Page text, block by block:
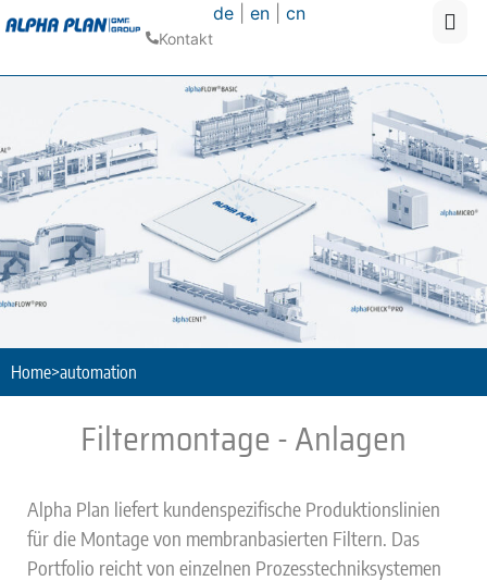
Kontakt
de |en |cn
Home>automation
Filtermontage - Anlagen
Alpha Plan liefert kundenspezifische Produktionslinien
für die Montage von membranbasierten Filtern. Das
Portfolio reicht von einzelnen Prozesstechniksystemen